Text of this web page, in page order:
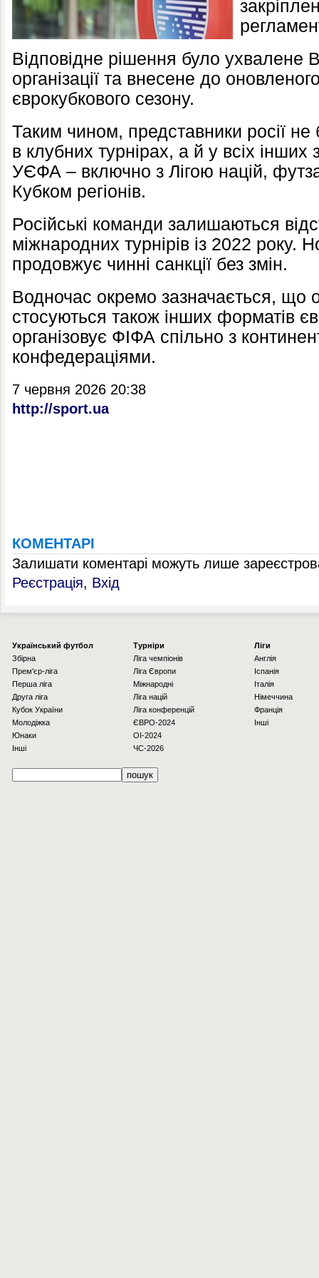
Відповідне рішення було ухвалене
організації та внесене до
єврокубкового сезону.
Таким чином, представники росії
в клубних турнірах, а й у всіх інших
УЄФА – включно з Лігою націй,
Кубком регіонів.
Російські команди залишаються
міжнародних турнірів із 2022 року.
продовжує чинні санкції без змін.
Водночас окремо зазначається, що
стосуються також інших форматів
організовує ФІФА спільно з
конфедераціями.
7 червня 2026 20:38
http://sport.ua
КОМЕНТАРІ
Залишати коментарі можуть лише
Реєстрація, Вхід
Українcький футбол
Збірна
Прем'єр-ліга
Перша ліга
Друга ліга
Кубок України
Молодіжка
Юнаки
Інші
Турніри
Ліга чемпіонів
Ліга Європи
Міжнародні
Ліга націй
Ліга конференцій
ЄВРО-2024
OI-2024
ЧС-2026
Ліги
Англія
Іспанія
Італія
Німеччина
Франція
Інші